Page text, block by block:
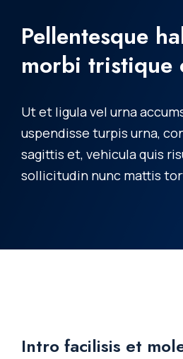
Pellentesque
morbi tristique
Ut et ligula vel urna
uspendisse turpis urna,
sagittis et, vehicula quis
sollicitudin nunc mattis
Intro facilisis et